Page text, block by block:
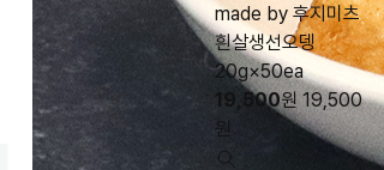
made by 후지미츠
흰살생선오뎅
20g×50ea
19,500원 19,500
원